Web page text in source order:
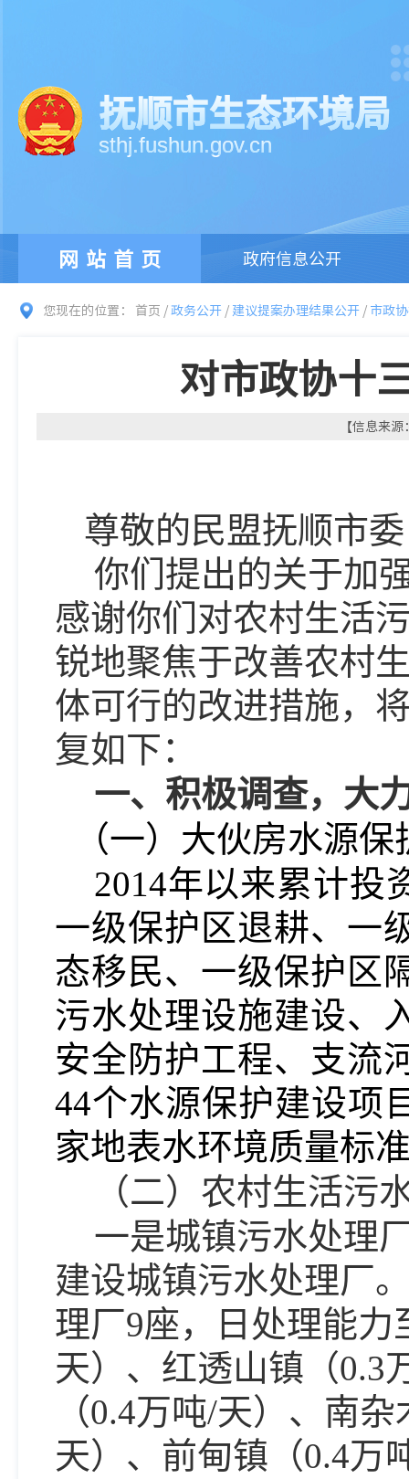
抚顺市生态环境局
sthj.fushun.gov.cn
网站首页 政府信息公开
您现在的位置： 首页 /政务公开 / 建议提案办理结果公开 / 市政
对市政协十
【信息来
尊敬的民盟抚顺市
你们提出的关于加
感谢你们对农村生活
锐地聚焦于改善农村
体可行的改进措施，
复如下：
一、积极调查，大
（一）大伙房水源
2014年以来累计投
一级保护区退耕、一
态移民、一级保护区
污水处理设施建设、
安全防护工程、支流
44个水源保护建设项
家地表水环境质量标
（二）农村生活污
一是城镇污水处理
建设城镇污水处理厂
理厂9座，日处理能
天）、红透山镇（0.3
（0.4万吨/天）、南
天）、前甸镇（0.4万